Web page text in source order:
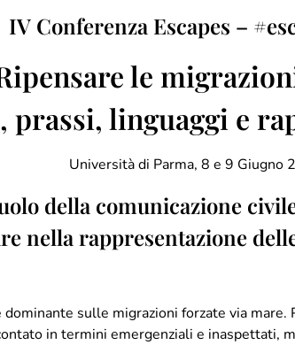
IV Conferenza Escapes –
le
prassi, linguaggi e
Università di Parma, 8 e 9 Giugno
della comunicazione
nella rappresentazione
dominante sulle migrazioni forzate via
in termini emergenziali e inaspettati,